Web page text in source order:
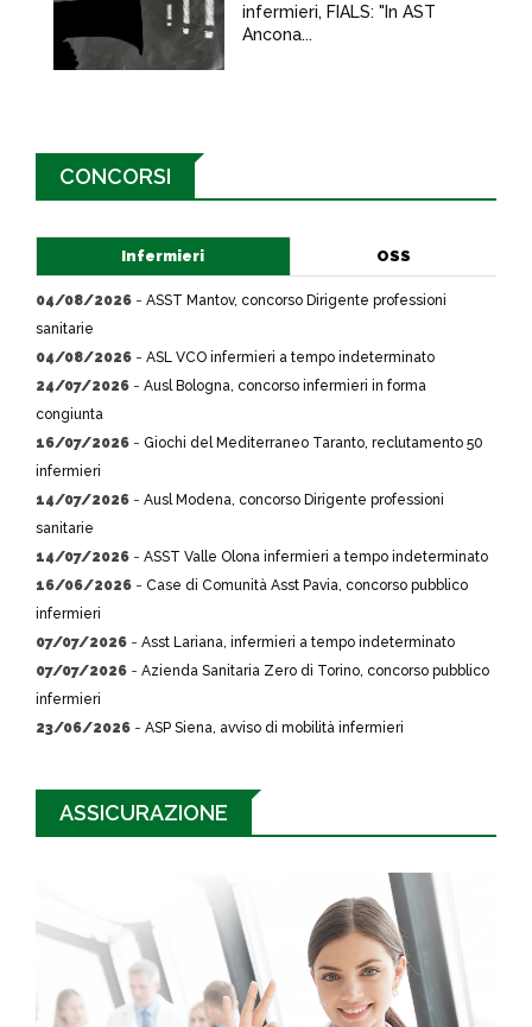
infermieri, FIALS: "In AST
Ancona...
CONCORSI
Infermieri OSS
04/08/2026 - ASST Mantov, concorso Dirigente professioni
sanitarie
04/08/2026 - ASL VCO infermieri a tempo indeterminato
24/07/2026 - Ausl Bologna, concorso infermieri in forma
congiunta
16/07/2026 - Giochi del Mediterraneo Taranto, reclutamento 50
infermieri
14/07/2026 - Ausl Modena, concorso Dirigente professioni
sanitarie
14/07/2026 - ASST Valle Olona infermieri a tempo indeterminato
16/06/2026 - Case di Comunità Asst Pavia, concorso pubblico
infermieri
07/07/2026 - Asst Lariana, infermieri a tempo indeterminato
07/07/2026 - Azienda Sanitaria Zero di Torino, concorso pubblico
infermieri
23/06/2026 - ASP Siena, avviso di mobilità infermieri
ASSICURAZIONE